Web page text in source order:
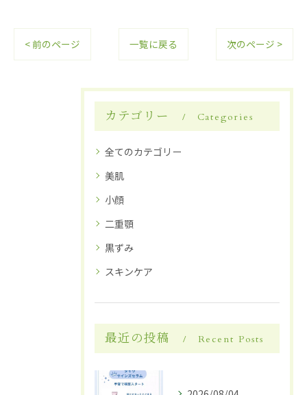
< 前のページ 一覧に戻る 次のページ >
カテゴリー Categories
全てのカテゴリー
美肌
小顔
二重顎
黒ずみ
スキンケア
最近の投稿 Recent Posts